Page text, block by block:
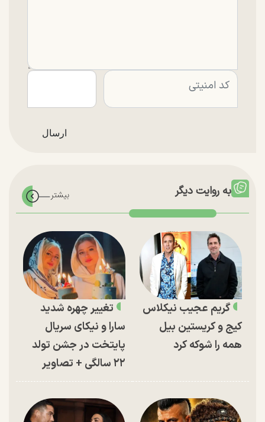
به روایت دیگر
گریم عجیب نیکلاس
کیج و کریستین بیل
همه را شوکه کرد
تغییر چهره شدید
سارا و نیکای سریال
پایتخت در جشن تولد
۲۲ سالگی + تصاویر